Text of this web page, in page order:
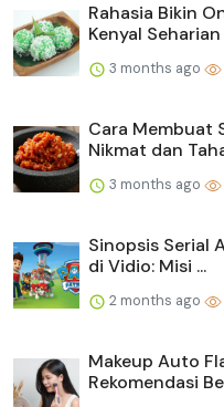
Rahasia Bikin
Kenyal
3 months ago
Cara Membuat
Nikmat dan
3 months ago
Sinopsis Serial
di Vidio: Misi ...
2 months ago
Makeup Auto
Rekomendasi